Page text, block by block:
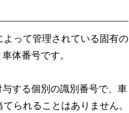
って管理されている固有の
体番号です。
する個別の識別番号で、車
られることはありません。